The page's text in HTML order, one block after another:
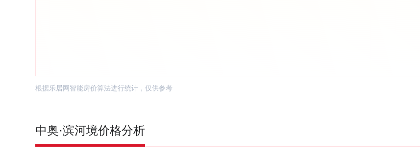
根据乐居网智能房价算法进行统计，仅供参考
中奥·滨河境价格分析